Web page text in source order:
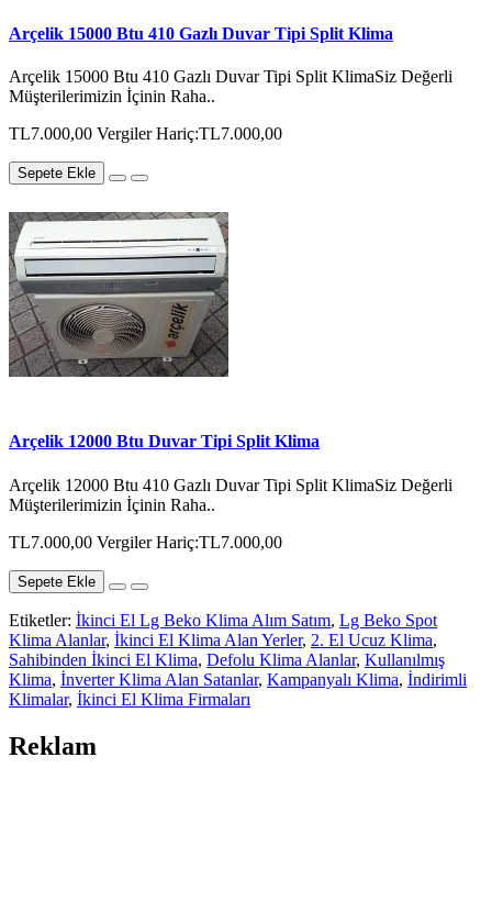
Arçelik 15000 Btu 410 Gazlı Duvar Tipi Split Klima
Arçelik 15000 Btu 410 Gazlı Duvar Tipi Split KlimaSiz Değerli
Müşterilerimizin İçinin Raha..
TL7.000,00 Vergiler Hariç:TL7.000,00
Sepete Ekle
Arçelik 12000 Btu Duvar Tipi Split Klima
Arçelik 12000 Btu 410 Gazlı Duvar Tipi Split KlimaSiz Değerli
Müşterilerimizin İçinin Raha..
TL7.000,00 Vergiler Hariç:TL7.000,00
Sepete Ekle
Etiketler: İkinci El Lg Beko Klima Alım Satım, Lg Beko Spot
Klima Alanlar, İkinci El Klima Alan Yerler, 2. El Ucuz Klima,
Sahibinden İkinci El Klima, Defolu Klima Alanlar, Kullanılmış
Klima, İnverter Klima Alan Satanlar, Kampanyalı Klima, İndirimli
Klimalar, İkinci El Klima Firmaları
Reklam